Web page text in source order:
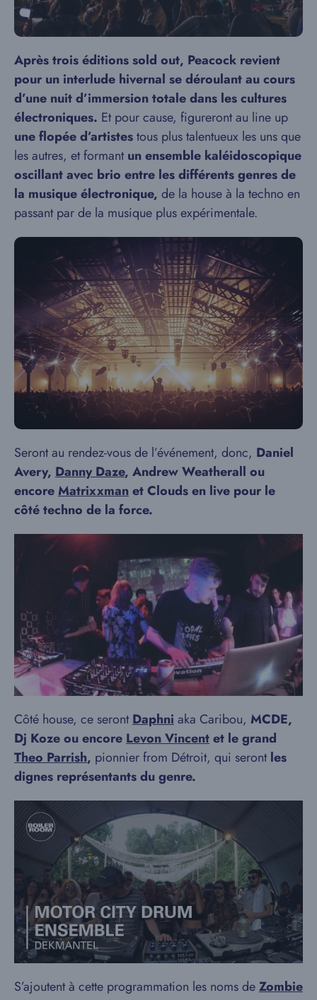
Après trois éditions sold out, Peacock revient
pour un interlude hivernal se déroulant au cours
d’une nuit d’immersion totale dans les cultures
électroniques. Et pour cause, figureront au line up
une flopée d’artistestous plus talentueux les uns que
les autres, et formantun ensemble kaléidoscopique
oscillant avec brio entre les différents genres de
la musique électronique, de la house à la techno en
passant par de la musique plus expérimentale.
Seront au rendez-vous de l’événement, donc, Daniel
Avery, Danny Daze, Andrew Weatherall ou
encoreMatrixxmanet Clouds en live pour le
côté techno de la force.
Côté house, ce serontDaphniaka Caribou, MCDE,
Dj Koze ou encoreLevon Vincentet le grand
Theo Parrish, pionnier from Détroit, qui serontles
dignes représentants du genre.
S’ajoutent à cette programmation les noms deZombie